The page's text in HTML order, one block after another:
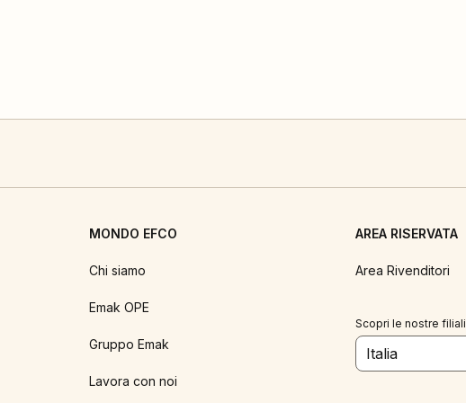
MONDO EFCO
Chi siamo
Emak OPE
Gruppo Emak
Lavora con noi
AREA RISERVATA
Area Rivenditori
Scopri le nostre filiali
Italia